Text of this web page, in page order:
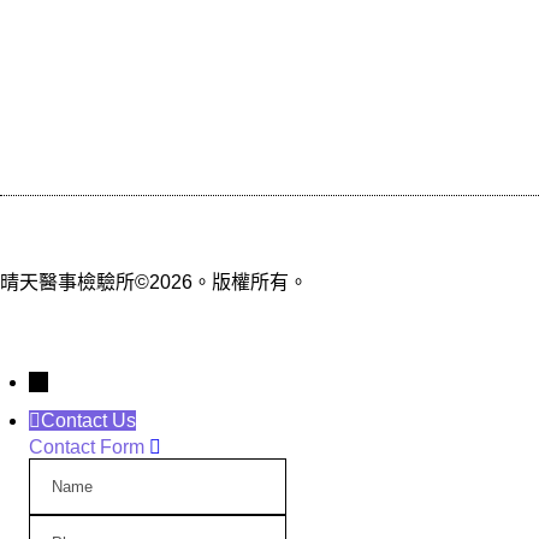
晴天醫事檢驗所©2026。版權所有。
Contact Us
Contact Form